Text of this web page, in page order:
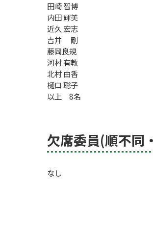
田崎 智博
内田 輝美
近久 宏志
吉井 剛
藤岡良規
河村 有教
北村 由香
樋口 聡子
以上 8名
欠席委員(順不同
なし